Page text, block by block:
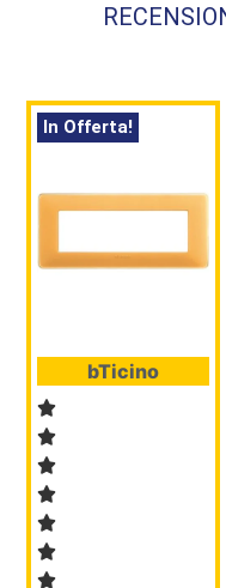
In Offerta!
bTicino